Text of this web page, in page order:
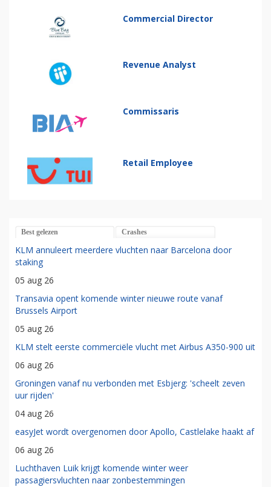
Commercial Director
Revenue Analyst
Commissaris
Retail Employee
Best gelezen Crashes
KLM annuleert meerdere vluchten naar Barcelona door
staking
05 aug 26
Transavia opent komende winter nieuwe route vanaf
Brussels Airport
05 aug 26
KLM stelt eerste commerciële vlucht met Airbus A350-900 uit
06 aug 26
Groningen vanaf nu verbonden met Esbjerg: 'scheelt zeven
uur rijden'
04 aug 26
easyJet wordt overgenomen door Apollo, Castlelake haakt af
06 aug 26
Luchthaven Luik krijgt komende winter weer
passagiersvluchten naar zonbestemmingen